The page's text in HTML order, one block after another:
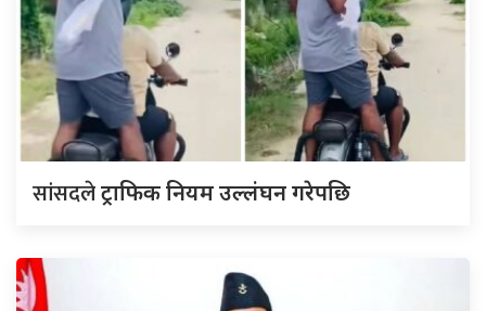
सांसदलेट्राफिक नियम उल्लंघन गरेपछि